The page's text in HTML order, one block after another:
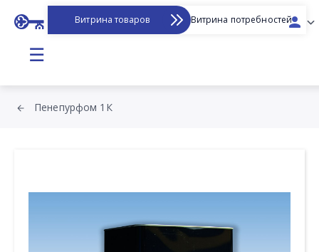
Витрина товаров Витрина потребностей
☰
Пенепурфом 1К